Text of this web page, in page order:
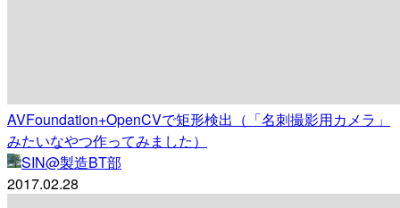
AVFoundation+OpenCVで矩形検出（「名刺撮影用カメラ」
みたいなやつ作ってみました）
SIN@製造BT部
2017.02.28